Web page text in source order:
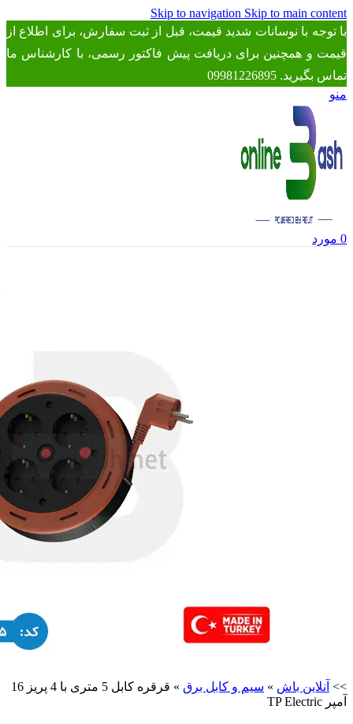
Skip to navigation Skip to main content
با توجه با نوسانات شدید قیمت، قبل از ثبت سفارش، برای اطلاع از
قیمت و همچنین برای دریافت پیش فاکتور رسمی، با کارشناس ما
تماس بگیرید. 09981226895
منو
0 مورد
>> آنلاین باش » سیم و کابل برق »
قرقره کابل 5 متری با 4 پریز 16
آمپر TP Electric